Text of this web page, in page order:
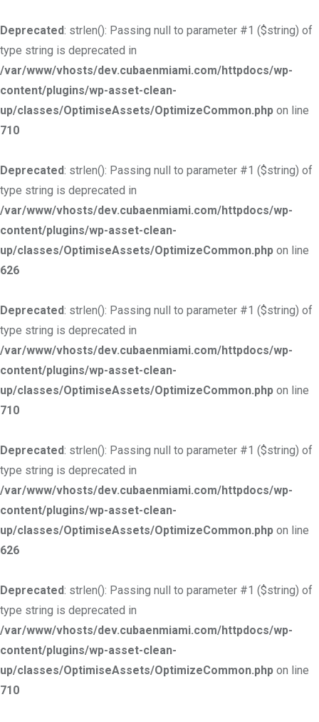
Deprecated: strlen(): Passing null to parameter #1 ($string) of
type string is deprecated in
/var/www/vhosts/dev.cubaenmiami.com/httpdocs/wp-
content/plugins/wp-asset-clean-
up/classes/OptimiseAssets/OptimizeCommon.php on line
710
Deprecated: strlen(): Passing null to parameter #1 ($string) of
type string is deprecated in
/var/www/vhosts/dev.cubaenmiami.com/httpdocs/wp-
content/plugins/wp-asset-clean-
up/classes/OptimiseAssets/OptimizeCommon.php on line
626
Deprecated: strlen(): Passing null to parameter #1 ($string) of
type string is deprecated in
/var/www/vhosts/dev.cubaenmiami.com/httpdocs/wp-
content/plugins/wp-asset-clean-
up/classes/OptimiseAssets/OptimizeCommon.php on line
710
Deprecated: strlen(): Passing null to parameter #1 ($string) of
type string is deprecated in
/var/www/vhosts/dev.cubaenmiami.com/httpdocs/wp-
content/plugins/wp-asset-clean-
up/classes/OptimiseAssets/OptimizeCommon.php on line
626
Deprecated: strlen(): Passing null to parameter #1 ($string) of
type string is deprecated in
/var/www/vhosts/dev.cubaenmiami.com/httpdocs/wp-
content/plugins/wp-asset-clean-
up/classes/OptimiseAssets/OptimizeCommon.php on line
710